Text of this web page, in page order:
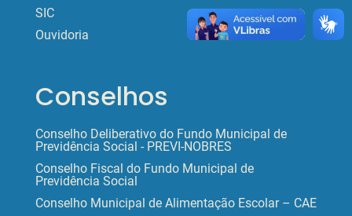
SIC
Ouvidoria
Conselhos
Conselho Deliberativo do Fundo Municipal de
Previdência Social - PREVI-NOBRES
Conselho Fiscal do Fundo Municipal de
Previdência Social
Conselho Municipal de Alimentação Escolar – CAE